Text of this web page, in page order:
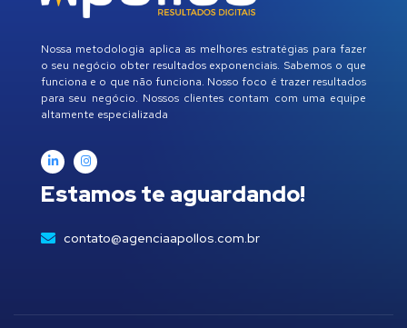
Nossa metodologia aplica as melhores estratégias para fazer
o seu negócio obter resultados exponenciais. Sabemos o que
funciona e o que não funciona. Nosso foco é trazer resultados
para seu negócio. Nossos clientes contam com uma equipe
altamente especializada
Estamos te aguardando!
contato@agenciaapollos.com.br